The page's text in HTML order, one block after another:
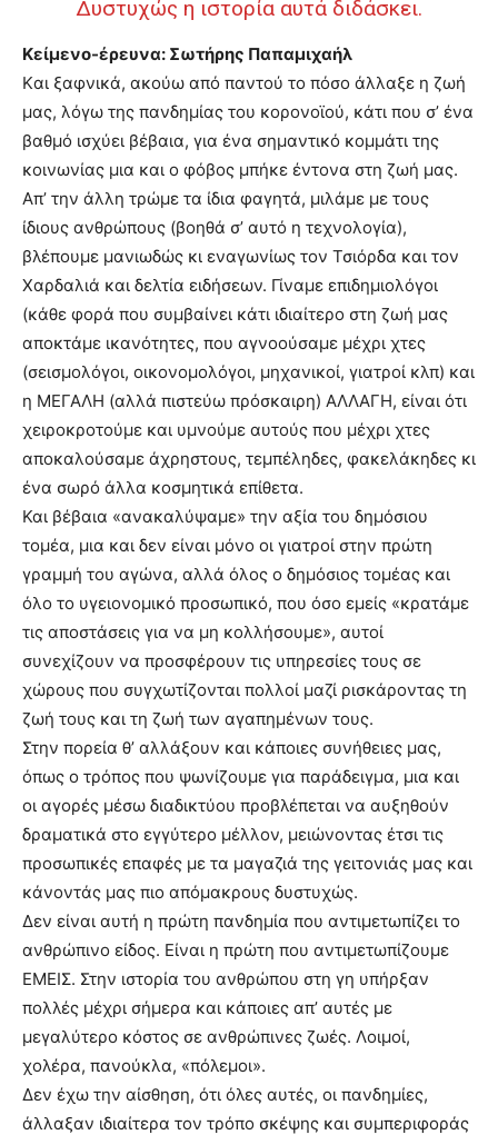
hd
porn
Δυστυχώς η ιστορία αυτά διδάσκει.
Κείμενο-έρευνα: Σωτήρης Παπαμιχαήλ
Kαι ξαφνικά, ακούω από παντού το πόσο άλλαξε η ζωή
μας, λόγω της πανδημίας του κορονοϊού, κάτι που σ’ ένα
βαθμό ισχύει βέβαια, για ένα σημαντικό κομμάτι της
κοινωνίας μια και ο φόβος μπήκε έντονα στη ζωή μας.
Απ’ την άλλη τρώμε τα ίδια φαγητά, μιλάμε με τους
ίδιους ανθρώπους (βοηθά σ’ αυτό η τεχνολογία),
βλέπουμε μανιωδώς κι εναγωνίως τον Τσιόρδα και τον
Χαρδαλιά και δελτία ειδήσεων. Γίναμε επιδημιολόγοι
(κάθε φορά που συμβαίνει κάτι ιδιαίτερο στη ζωή μας
αποκτάμε ικανότητες, που αγνοούσαμε μέχρι χτες
(σεισμολόγοι, οικονομολόγοι, μηχανικοί, γιατροί κλπ) και
η ΜΕΓΑΛΗ (αλλά πιστεύω πρόσκαιρη) ΑΛΛΑΓΗ, είναι ότι
χειροκροτούμε και υμνούμε αυτούς που μέχρι χτες
αποκαλούσαμε άχρηστους, τεμπέληδες, φακελάκηδες κι
ένα σωρό άλλα κοσμητικά επίθετα.
Και βέβαια «ανακαλύψαμε» την αξία του δημόσιου
τομέα, μια και δεν είναι μόνο οι γιατροί στην πρώτη
γραμμή του αγώνα, αλλά όλος ο δημόσιος τομέας και
όλο το υγειονομικό προσωπικό, που όσο εμείς «κρατάμε
τις αποστάσεις για να μη κολλήσουμε», αυτοί
συνεχίζουν να προσφέρουν τις υπηρεσίες τους σε
χώρους που συγχωτίζονται πολλοί μαζί ρισκάροντας τη
ζωή τους και τη ζωή των αγαπημένων τους.
Στην πορεία θ’ αλλάξουν και κάποιες συνήθειες μας,
όπως ο τρόπος που ψωνίζουμε για παράδειγμα, μια και
οι αγορές μέσω διαδικτύου προβλέπεται να αυξηθούν
δραματικά στο εγγύτερο μέλλον, μειώνοντας έτσι τις
προσωπικές επαφές με τα μαγαζιά της γειτονιάς μας και
κάνοντάς μας πιο απόμακρους δυστυχώς.
Δεν είναι αυτή η πρώτη πανδημία που αντιμετωπίζει το
ανθρώπινο είδος. Είναι η πρώτη που αντιμετωπίζουμε
ΕΜΕΙΣ. Στην ιστορία του ανθρώπου στη γη υπήρξαν
πολλές μέχρι σήμερα και κάποιες απ’ αυτές με
μεγαλύτερο κόστος σε ανθρώπινες ζωές. Λοιμοί,
χολέρα, πανούκλα, «πόλεμοι».
Δεν έχω την αίσθηση, ότι όλες αυτές, οι πανδημίες,
άλλαξαν ιδιαίτερα τον τρόπο σκέψης και συμπεριφοράς